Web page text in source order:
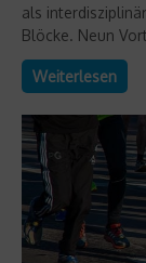
als
Blöcke. Neun
Weiterlesen